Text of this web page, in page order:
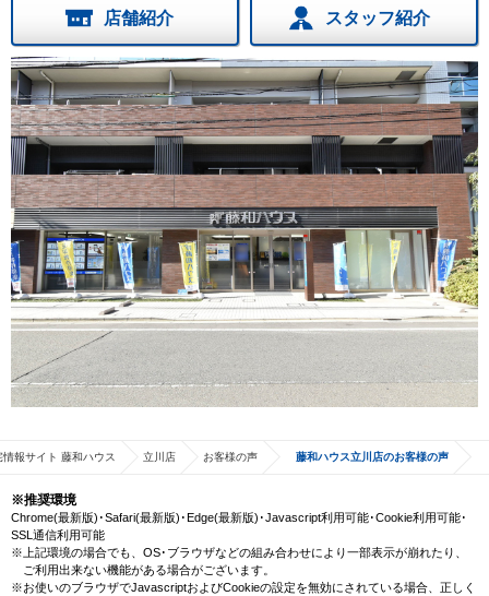
店舗紹介 スタッフ紹介
報サイト 藤和ハウス 立川店 お客様の声 藤和ハウス立川店のお客様の声
※推奨環境
Chrome(最新版)･Safari(最新版)･Edge(最新版)･Javascript利用可能･Cookie利用可能･
SSL通信利用可能
※上記環境の場合でも、OS･ブラウザなどの組み合わせにより一部表示が崩れたり、
ご利用出来ない機能がある場合がございます。
※お使いのブラウザでJavascriptおよびCookieの設定を無効にされている場合、正しく